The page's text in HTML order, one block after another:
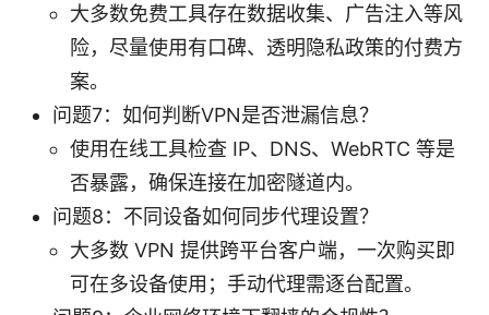
大多数免费工具存在数据收集、广告注入等风
险，尽量使用有口碑、透明隐私政策的付费方
案。
问题7：如何判断VPN是否泄漏信息？
使用在线工具检查 IP、DNS、WebRTC 等是
否暴露，确保连接在加密隧道内。
问题8：不同设备如何同步代理设置？
大多数 VPN 提供跨平台客户端，一次购买即
可在多设备使用；手动代理需逐台配置。